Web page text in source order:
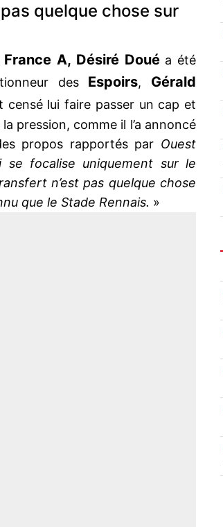
quelque chose sur
A, Désiré Doué a été
des Espoirs, Gérald
censé lui faire passer un cap et
pression, comme il l’a annoncé
propos rapportés par Ouest
se focalise uniquement sur le
n’est pas quelque chose
que le Stade Rennais. »